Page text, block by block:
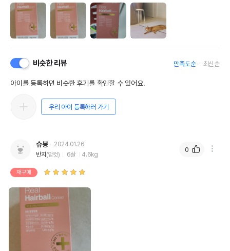
비슷한 리뷰 만족도순 최신순
아이를 등록하면 비슷한 후기를 확인할 수 있어요.
우리 아이 등록하러 가기
슈붕
2024.01.26
반지 (암컷) 6살 4.6kg
재구매
0